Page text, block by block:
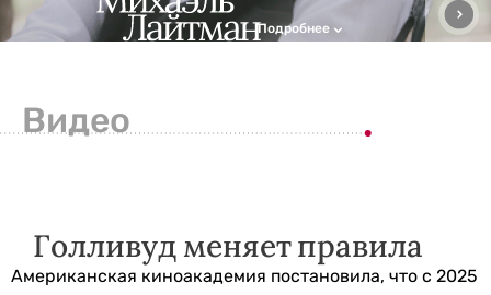
Подробнее
Видео
Голливуд меняет правила
Американская киноакадемия постановила, что с 2025